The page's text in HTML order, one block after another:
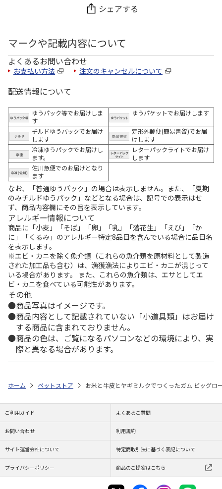
シェアする
マークや記載内容について
よくあるお問い合わせ
お支払い方法 注文のキャンセルについて
配送情報について
ゆうパック等でお届けしま
す
ゆうパケットでお届けします
チルドゆうパックでお届け
します
定形外郵便(簡易書留)でお届
けします
冷凍ゆうパックでお届けし
ます。
レターパックライトでお届け
します
佐川急便でのお届けとなり
ます
なお、「普通ゆうパック」の場合は表示しません。また、「夏期
のみチルドゆうパック」などとなる場合は、記号での表示はせ
ず、商品内容欄にその旨を表示しています。
アレルギー情報について
商品に「小麦」「そば」「卵」「乳」「落花生」「えび」「か
に」「くるみ」のアレルギー特定8品目を含んでいる場合に品目名
を表示します。
※エビ・カニを除く魚介類（これらの魚介類を原材料として製造
された加工品も含む）は、漁獲漁法によりエビ・カニが混じって
いる場合があります。 また、これらの魚介類は、エサとしてエ
ビ・カニを食べている可能性があります。
その他
商品写真はイメージです。
商品内容として記載されていない「小道具類」はお届け
する商品に含まれておりません。
商品の色は、ご覧になるパソコンなどの環境により、実
際と異なる場合があります。
ホーム ペットストア お米と牛皮とヤギミルクでつくったガム ビッグロ
ご利用ガイド よくあるご質問
お問い合わせ 利用規約
サイト運営会社について 特定商取引法に基づく表記について
プライバシーポリシー 商品のご提案はこちら